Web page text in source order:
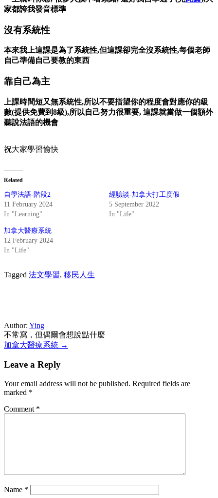
家都誇我發音標準
沒有系統性
本來我上這課是為了系統性,但這課卻完全沒系統性,每個老師
自己準備自己要教的東西
靠自己為主
上課時間短又無系統性,所以不要指望你的程度會對應你的級
數(提供免費到8級),所以自己努力很重要, 這課就當做一個額外
聽說法語的機會
祝大家學習愉快
Related
自學法語-階段2
11 February 2024
In "Learning"
經驗談-加拿大打工度假
5 September 2022
In "Life"
加拿大醫療系統
12 February 2024
In "Life"
Tagged 法文學習, 移民人生
Author: Ying
不常寫，但偶爾會想說點什麼
Post
navigation
加拿大醫療系統 →
Leave a Reply
Your email address will not be published. Required fields are
marked *
Comment *
Name *